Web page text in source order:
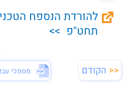
מסמכי
להורדת הנספח
תחט"פ  >>
<< הקודם